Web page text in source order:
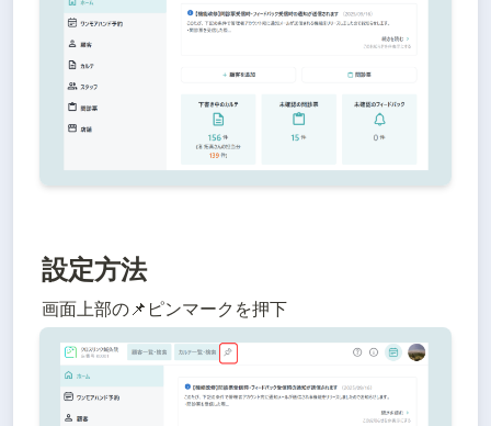
設定方法
画面上部の📌ピンマークを押下